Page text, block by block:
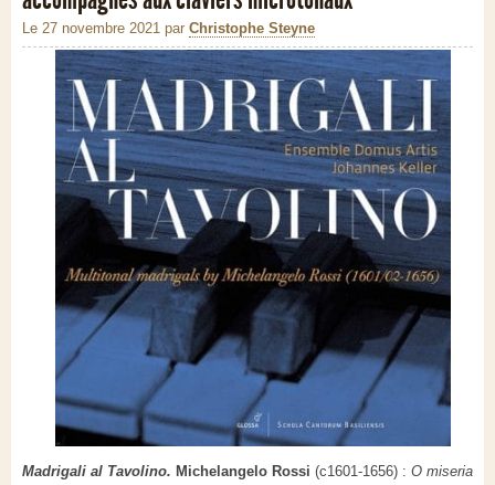
Le 27 novembre 2021 par Christophe Steyne
Madrigali al Tavolino. Michelangelo Rossi (c1601-1656) : O miseria